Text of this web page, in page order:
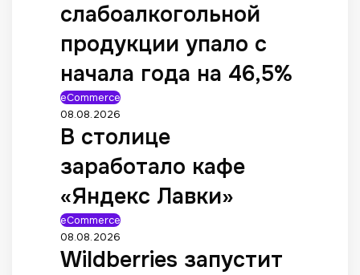
слабоалкогольной
продукции упало с
начала года на 46,5%
eCommerce
08.08.2026
В столице
заработало кафе
«Яндекс Лавки»
eCommerce
08.08.2026
Wildberries запустит